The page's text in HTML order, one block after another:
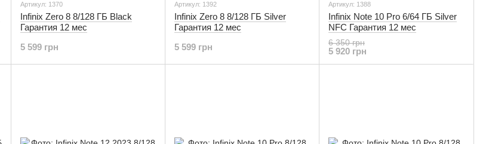
Артикул: 1370
Infinix Zero 8 8/128 ГБ Black
Гарантия 12 мес
5 599 грн
Артикул: 1392
Infinix Zero 8 8/128 ГБ Silver
Гарантия 12 мес
5 599 грн
Артикул: 1388
Infinix Note 10 Pro 6/64 ГБ Silver
NFC Гарантия 12 мес
6 350 грн
5 920 грн